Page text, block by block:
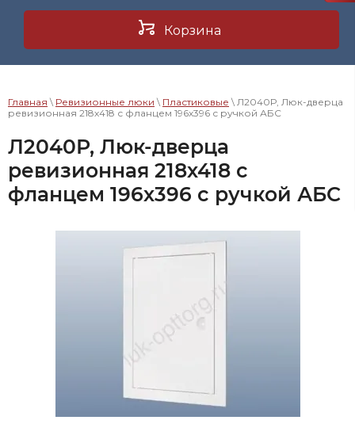
Корзина
Главная \ Ревизионные люки \ Пластиковые \ Л2040Р, Люк-дверца
ревизионная 218х418 с фланцем 196х396 с ручкой АБС
Л2040Р, Люк-дверца
ревизионная 218х418 с
фланцем 196х396 с ручкой АБС